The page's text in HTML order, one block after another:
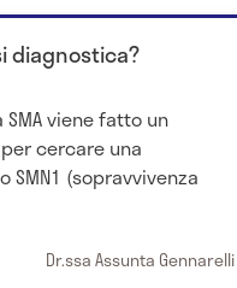
diagnostica?
viene fatto un
cercare una
(sopravvivenza
Dr.ssa Assunta Gennarelli